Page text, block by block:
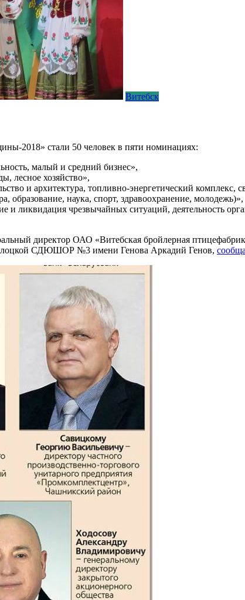
Витебск
2018» стали 50 человек в пяти номинациях:
малый и средний бизнес»,
лесное хозяйство»,
и архитектура, топливно-энергетический комплекс,
образование, наука, спорт, здравоохранение, молодежь)»,
и ликвидация чрезвычайных ситуаций, деятельность
директор ОАО «Витебская бройлерная
СДЮШОР №3 имени Генова Аркадий Генов,